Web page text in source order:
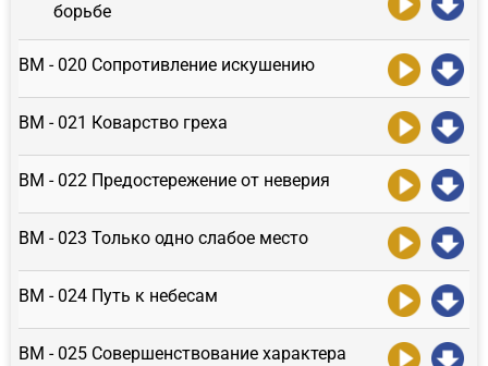
борьбе
ВМ - 020 Сопротивление искушению
ВМ - 021 Коварство греха
ВМ - 022 Предостережение от неверия
ВМ - 023 Только одно слабое место
ВМ - 024 Путь к небесам
ВМ - 025 Совершенствование характера